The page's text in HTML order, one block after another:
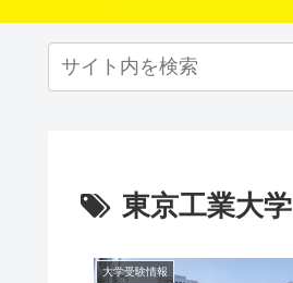
東京工業大
大学受験情報